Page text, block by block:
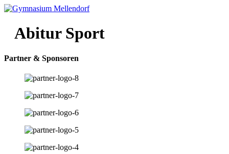
Zum
wechseln
Abitur Sport
Partner & Sponsoren